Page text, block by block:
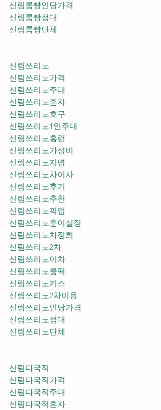
신림룸빵인당가격
신림룸빵접대
신림룸빵단체
신림쓰리노
신림쓰리노가격
신림쓰리노주대
신림쓰리노혼자
신림쓰리노호구
신림쓰리노1인주대
신림쓰리노홈런
신림쓰리노가성비
신림쓰리노지명
신림쓰리노차이사
신림쓰리노후기
신림쓰리노추천
신림쓰리노훈이실장
신림쓰리노차정희
신림쓰리노2차
신림쓰리노이차
신림쓰리노룸떡
신림쓰리노키스
신림쓰리노2차비용
신림쓰리노인당가격
신림쓰리노접대
신림쓰리노단체
신림다국적
신림다국적가격
신림다국적주대
신림다국적혼자